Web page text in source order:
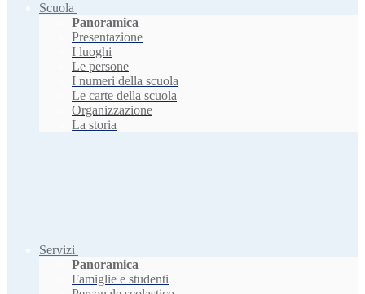
Scuola
Panoramica
Presentazione
I luoghi
Le persone
I numeri della scuola
Le carte della scuola
Organizzazione
La storia
Servizi
Panoramica
Famiglie e studenti